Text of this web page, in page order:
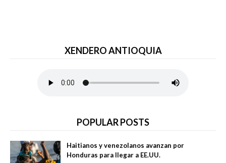
XENDERO ANTIOQUIA
POPULAR POSTS
Haitianos y venezolanos avanzan por
Honduras para llegar a EE.UU.